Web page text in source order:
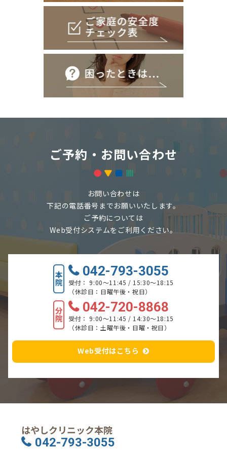
ご予約・お問い合わせ
お問い合わせは
下記の電話番号までお願いいたします。
ご予約については
Web受付システムをご利用ください。
042-793-3055
受付： 9:00～11:45 / 15:30～18:15
（休診日：日曜午後・祝日）
042-720-8868
受付： 9:00～11:45 / 14:30～18:15
（休診日：土曜午後・日曜・祝日）
Web受付はこちら
はやしクリニック本院
042-793-3055